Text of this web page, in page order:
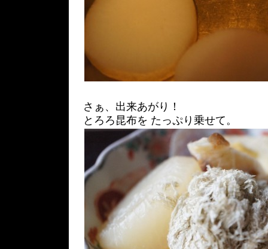
さぁ、出来あがり！
とろろ昆布を たっぷり乗せて。